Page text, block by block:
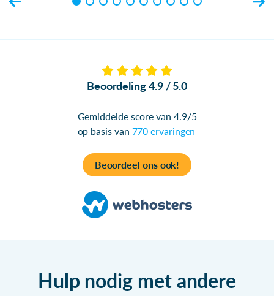
Beoordeling 4.9 / 5.0
Gemiddelde score van 4.9/5
op basis van 770 ervaringen
Beoordeel ons ook!
Hulp nodig met andere